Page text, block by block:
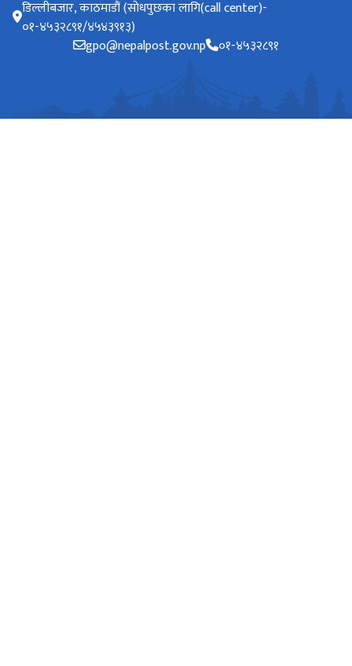
डिल्लीबजार, काठमाडौं (सोधपुछका लागि(call center)-
०१-४५३२८९१/४५४३९१३)
gpo@nepalpost.gov.np
०१-४५३२८९१